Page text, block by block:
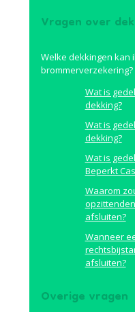
Vragen over
Welke dekkingen kan
brommerverzekering?
Wat is
dekking?
Wat is
dekking?
Wat is
Beperkt
Waarom
afsluiten?
Wanneer
afsluiten?
Overige vragen